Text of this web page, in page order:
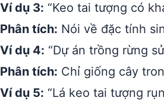
Ví dụ 3: “Keo tai tượng có
Phân tích: Nói về đặc tính
Ví dụ 4: “Dự án trồng rừng
Phân tích: Chỉ giống cây
Ví dụ 5: “Lá keo tai tượng